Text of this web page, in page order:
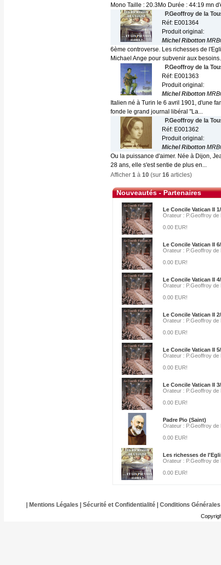
Mono Taille : 20.3Mo Durée : 44:19 mn
P.Geoffroy de la
Réf: E001364
Produit original:
Michel Ribotton
6ème controverse. Les richesses de
Michael Ange pour subvenir aux
P.Geoffroy de la
Réf: E001363
Produit original:
Michel Ribotton
Italien né à Turin le 6 avril 1901, d'une
fonde le grand journal libéral "La...
P.Geoffroy de la
Réf: E001362
Produit original:
Michel Ribotton
Ou la puissance d'aimer. Née à Dijon,
28 ans, elle s'est sentie de plus en...
Afficher 1 à 10 (sur 16 articles)
Nouveautés - Partenaires
Le Concile Vatican II
Orateur : P.Geoffroy de
0.00 EUR!
Le Concile Vatican II
Orateur : P.Geoffroy de
0.00 EUR!
Le Concile Vatican II
Orateur : P.Geoffroy de
0.00 EUR!
Le Concile Vatican II
Orateur : P.Geoffroy de
0.00 EUR!
Le Concile Vatican II
Orateur : P.Geoffroy de
0.00 EUR!
Le Concile Vatican II
Orateur : P.Geoffroy de
0.00 EUR!
Padre Pio (Saint)
Orateur : P.Geoffroy de
0.00 EUR!
Les richesses de
Orateur : P.Geoffroy de
0.00 EUR!
Mentions Légales Sécurité et Confidentialité| Conditions Générales